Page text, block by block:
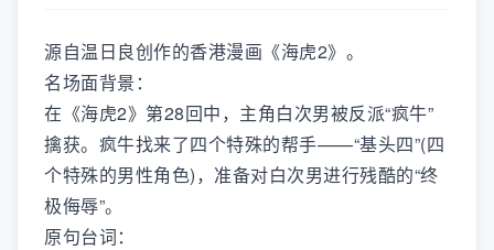
源自温日良创作的香港漫画《海虎2》。
名场面背景：
在《海虎2》第28回中，主角白次男被反派“疯牛”
擒获。疯牛找来了四个特殊的帮手——“基头四”(四
个特殊的男性角色)，准备对白次男进行残酷的“终
极侮辱”。
原句台词：